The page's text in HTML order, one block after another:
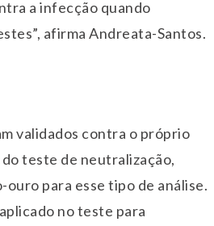
a infecção quando
afirma Andreata-Santos.
validados contra o próprio
teste de neutralização,
para esse tipo de análise.
no teste para